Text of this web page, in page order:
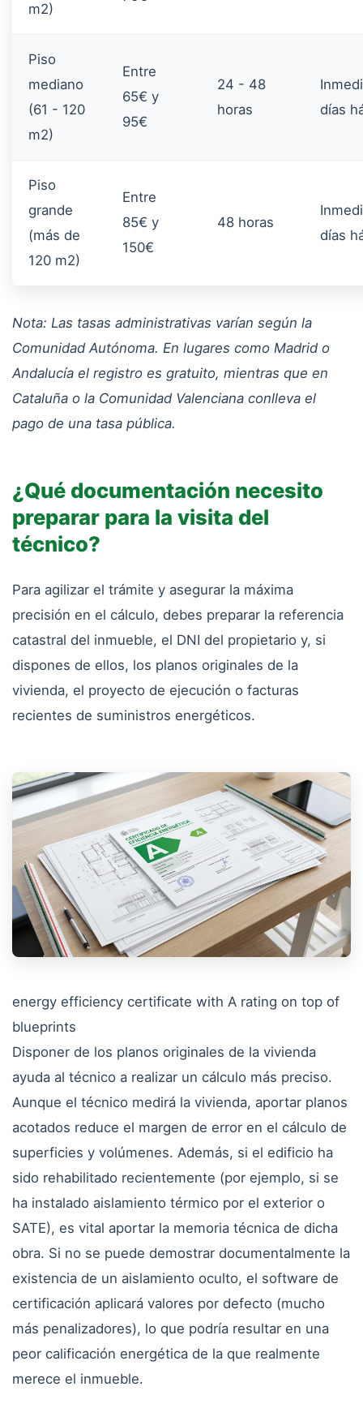
m2)
Piso
mediano
(61 - 120
m2)
Entre
65€ y
95€
24 - 48
horas
días
Piso
grande
(más de
120 m2)
Entre
85€ y
150€
48 horas
días
Nota: Las tasas administrativas varían según la
Comunidad Autónoma. En lugares como Madrid o
Andalucía el registro es gratuito, mientras que en
Cataluña o la Comunidad Valenciana conlleva el
pago de una tasa pública.
¿Qué documentación necesito
preparar para la visita del
técnico?
Para agilizar el trámite y asegurar la máxima
precisión en el cálculo, debes preparar la referencia
catastral del inmueble, el DNI del propietario y, si
dispones de ellos, los planos originales de la
vivienda, el proyecto de ejecución o facturas
recientes de suministros energéticos.
energy efficiency certificate with A rating on top of
blueprints
Disponer de los planos originales de la vivienda
ayuda al técnico a realizar un cálculo más preciso.
Aunque el técnico medirá la vivienda, aportar planos
acotados reduce el margen de error en el cálculo de
superficies y volúmenes. Además, si el edificio ha
sido rehabilitado recientemente (por ejemplo, si se
ha instalado aislamiento térmico por el exterior o
SATE), es vital aportar la memoria técnica de dicha
obra. Si no se puede demostrar documentalmente la
existencia de un aislamiento oculto, el software de
certificación aplicará valores por defecto (mucho
más penalizadores), lo que podría resultar en una
peor calificación energética de la que realmente
merece el inmueble.